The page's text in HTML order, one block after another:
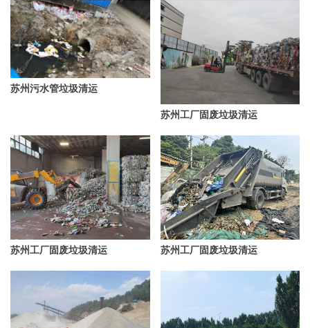
苏州污水管垃圾清运
苏州工厂固废垃圾清运
苏州工厂固废垃圾清运 苏州工厂固废垃圾清运